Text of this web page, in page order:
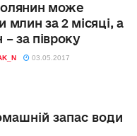
може
млин за 2 місяці, а
– за півроку
03.05.2017
запас води